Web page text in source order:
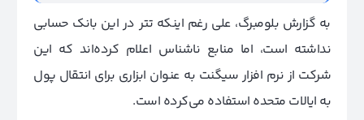
به گزارش بلومبرگ، علی رغم اینکه تتر در این بانک حسابی
نداشته است، اما منابع ناشناس اعلام کرده‌اند که این
شرکت از نرم افزار سیگنت به عنوان ابزاری برای انتقال پول
به ایالات متحده استفاده می‌کرده است.